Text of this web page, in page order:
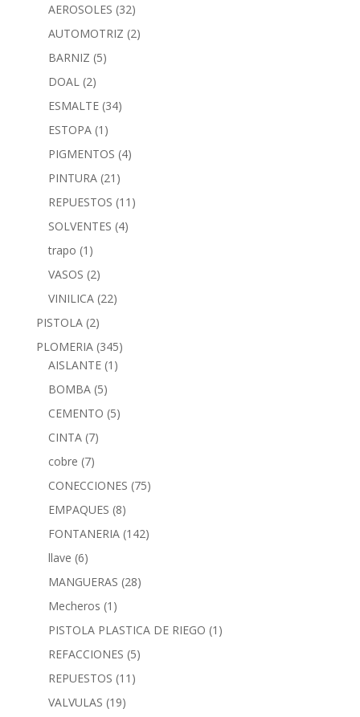
AEROSOLES (32)
AUTOMOTRIZ (2)
BARNIZ (5)
DOAL (2)
ESMALTE (34)
ESTOPA (1)
PIGMENTOS (4)
PINTURA (21)
REPUESTOS (11)
SOLVENTES (4)
trapo (1)
VASOS (2)
VINILICA (22)
PISTOLA (2)
PLOMERIA (345)
AISLANTE (1)
BOMBA (5)
CEMENTO (5)
CINTA (7)
cobre (7)
CONECCIONES (75)
EMPAQUES (8)
FONTANERIA (142)
llave (6)
MANGUERAS (28)
Mecheros (1)
PISTOLA PLASTICA DE RIEGO (1)
REFACCIONES (5)
REPUESTOS (11)
VALVULAS (19)